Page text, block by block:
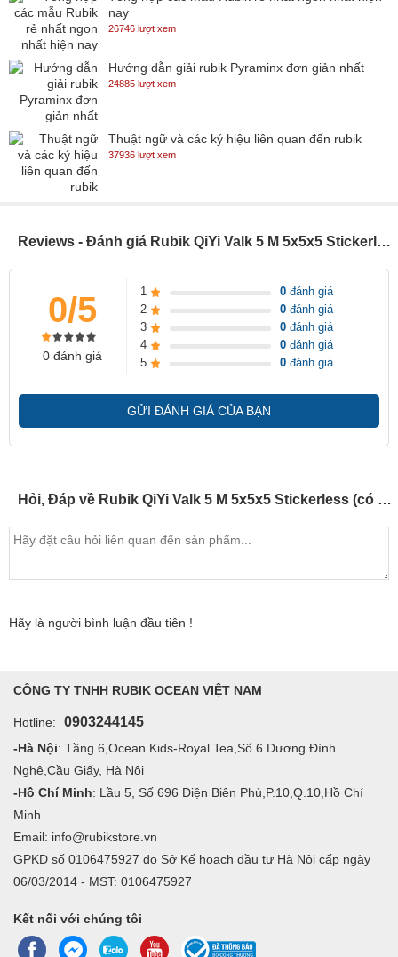
nay
26746 lượt xem
Hướng dẫn giải rubik Pyraminx đơn giản nhất
24885 lượt xem
Thuật ngữ và các ký hiệu liên quan đến rubik
37936 lượt xem
Reviews - Đánh giá Rubik QiYi Valk 5 M 5x5x5 Stickerless (có nam châm) - SP005169
0/5
0 đánh giá
1 0 đánh giá
2
0 đánh giá
3
0 đánh giá
4
0 đánh giá
5
0 đánh giá
GỬI ĐÁNH GIÁ CỦA BẠN
Hỏi, Đáp về Rubik QiYi Valk 5 M 5x5x5 Stickerless (có nam châm) - SP005169
Hãy là người bình luận đầu tiên !
CÔNG TY TNHH RUBIK OCEAN VIỆT NAM
Hotline: 0903244145
-Hà Nội: Tầng 6,Ocean Kids-Royal Tea,Số 6 Dương Đình
Nghệ,Cầu Giấy, Hà Nội
-Hồ Chí Minh: Lầu 5, Số 696 Điện Biên Phủ,P.10,Q.10,Hồ Chí
Minh
Email: info@rubikstore.vn
GPKD số 0106475927 do Sở Kế hoạch đầu tư Hà Nội cấp ngày
06/03/2014 - MST: 0106475927
Kết nối với chúng tôi